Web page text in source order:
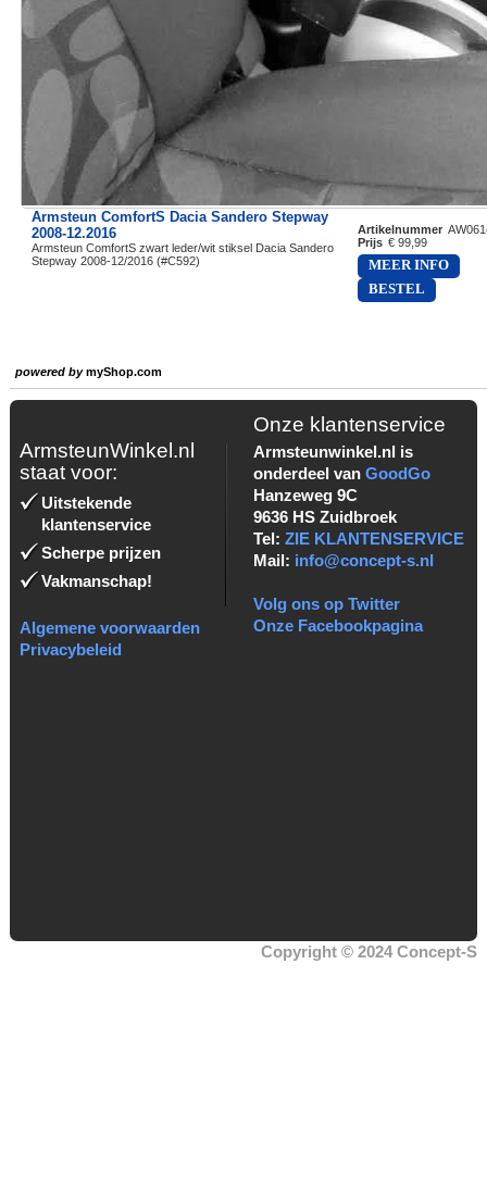
Armsteun ComfortS Dacia Sandero Stepway
2008-12.2016
Armsteun ComfortS zwart leder/wit stiksel Dacia Sandero
Stepway 2008-12/2016 (#C592)
Artikelnummer
Prijs € 99,99
MEER INFO
BESTEL
powered bymyShop.com
ArmsteunWinkel.nl
staat voor:
Uitstekende
klantenservice
Scherpe prijzen
Vakmanschap!
Algemene voorwaarden
Privacybeleid
Onze klantenservice
Armsteunwinkel.nl is
onderdeel van GoodGo
Hanzeweg 9C
9636 HS Zuidbroek
Tel: ZIE KLANTENSERVICE
Mail: info@concept-s.nl
Volg ons op Twitter
Onze Facebookpagina
Copyright © 2024 Concept-S